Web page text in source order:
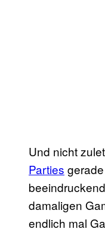
Und nicht
Parties
damaligen
endlich mal